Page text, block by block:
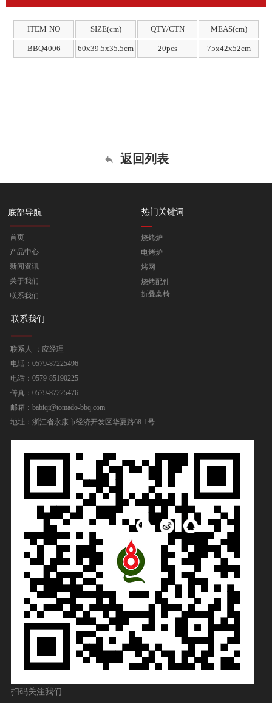
ITEM NO SIZE(cm) QTY/CTN MEAS(cm)
BBQ4006 60x39.5x35.5cm 20pcs 75x42x52cm
返回列表
底部导航
首页
产品中心
新闻资讯
关于我们
联系我们
热门关键词
烧烤炉
电烤炉
烤网
烧烤配件
折叠桌椅
联系我们
联系人 ：应经理
电话：0579-87225496
电话：0579-85190225
传真：0579-87225476
邮箱：babiqi@tomado-bbq.com
地址：浙江省永康市经济开发区华夏路68-1号
扫码关注我们